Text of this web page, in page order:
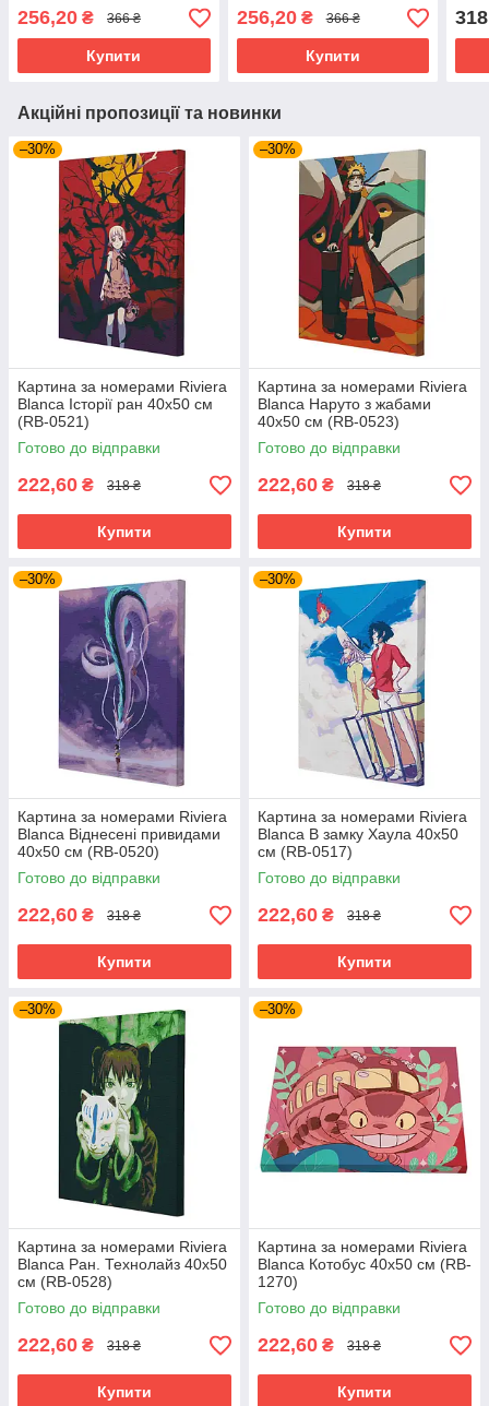
256,20 ₴ 366 ₴
Купити
256,20₴ 366 ₴
Купити
318
Акційні пропозиції та новинки
–30%
Картина за номерами Riviera
Blanca Історії ран 40x50 см
(RB-0521)
Готово до відправки
222,60 ₴ 318 ₴
Купити
–30%
Картина за номерами Riviera
Blanca Наруто з жабами
40x50 см (RB-0523)
Готово до відправки
222,60 ₴ 318 ₴
Купити
–30%
Картина за номерами Riviera
Blanca Віднесені привидами
40x50 см (RB-0520)
Готово до відправки
222,60 ₴ 318 ₴
Купити
–30%
Картина за номерами Riviera
Blanca В замку Хаула 40x50
см (RB-0517)
Готово до відправки
222,60 ₴ 318 ₴
Купити
–30%
Картина за номерами Riviera
Blanca Ран. Технолайз 40x50
см (RB-0528)
Готово до відправки
222,60 ₴ 318 ₴
Купити
–30%
Картина за номерами Riviera
Blanca Котобус 40x50 см (RB-
1270)
Готово до відправки
222,60 ₴ 318 ₴
Купити